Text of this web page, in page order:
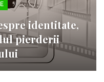
identitate,
pierderii